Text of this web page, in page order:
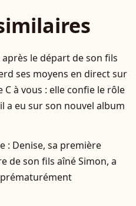
après le départ de son fils
ses moyens en direct sur
C à vous : elle confie le rôle
a eu sur son nouvel album
: Denise, sa première
de son fils aîné Simon, a